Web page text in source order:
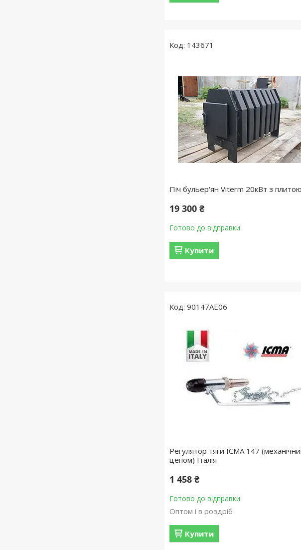
143671
Піч бульер'ян Viterm 20кВт з плитою
19 300 ₴
Готово до відправки
Купити
90147AE06
Регулятор тяги ICMA 147
цепом) Італія
1 458 ₴
Готово до відправки
Оптом і в роздріб
Купити